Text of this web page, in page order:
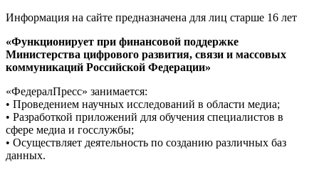
Информация на сайте предназначена для лиц старше 16 лет
«Функционирует при финансовой поддержке
Министерства цифрового развития, связи и массовых
коммуникаций Российской Федерации»
«ФедералПресс» занимается:
• Проведением научных исследований в области медиа;
• Разработкой приложений для обучения специалистов в
сфере медиа и госслужбы;
• Осуществляет деятельность по созданию различных баз
данных.